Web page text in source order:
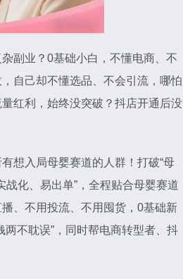
副业？0基础小白，不懂电商、不
自己却不懂选品、不会引流，哪怕
红利，始终没突破？抖店开通后没
想入局母婴赛道的人群！打破“母
战化、易出单”，全程贴合母婴赛道
、不用投流、不用囤货，0基础新
不耽误”，同时帮电商转型者、抖